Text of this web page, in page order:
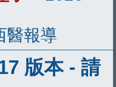
醫報導
版本 - 請